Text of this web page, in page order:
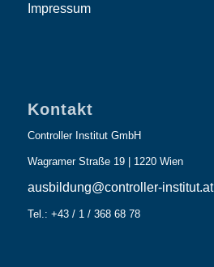
Impressum
Kontakt
Controller Institut GmbH
Wagramer Straße 19 | 1220 Wien
ausbildung@controller-institut.at
Tel.: +43 / 1 / 368 68 78